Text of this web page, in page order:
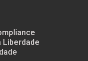
Liberdade